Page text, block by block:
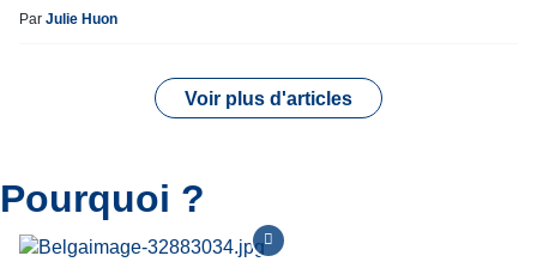
Par Julie Huon
Voir plus d'articles
Pourquoi ?